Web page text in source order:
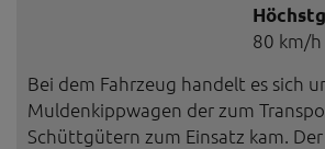
80 km/h
Bei dem Fahrzeug handelt es sich
Muldenkippwagen der zum
Schüttgütern zum Einsatz kam.